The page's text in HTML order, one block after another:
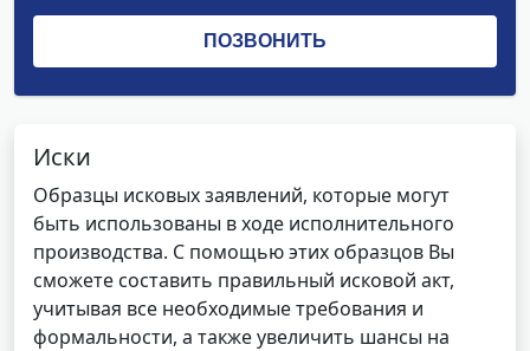
Иски
Образцы исковых заявлений, которые могут
быть использованы в ходе исполнительного
производства. С помощью этих образцов Вы
сможете составить правильный исковой акт,
учитывая все необходимые требования и
формальности, а также увеличить шансы на